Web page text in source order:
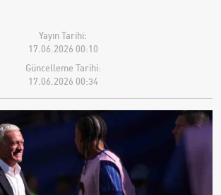
Yayın Tarihi:
17.06.2026 00:10
Güncelleme Tarihi:
17.06.2026 00:34